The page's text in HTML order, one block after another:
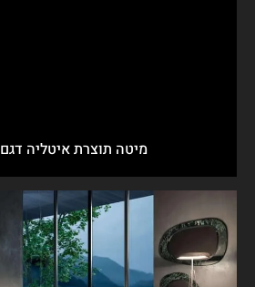
מיטה תוצרת איטליה דגם Soana